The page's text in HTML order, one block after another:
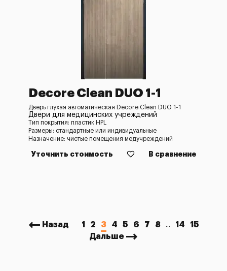
Decore Clean DUO 1-1
Дверь глухая автоматическая Decore Clean DUO 1-1
Двери для медицинских учреждений
Тип покрытия: пластик HPL
Размеры: стандартные или индивидуальные
Назначение: чистые помещения медучреждений
Уточнить стоимость В сравнение
Назад 1 2 3 4 5 6 7 8 ... 14
15
Дальше